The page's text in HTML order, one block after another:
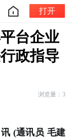
打开
台企业
政指导
浏览量：3
(通讯员 毛建